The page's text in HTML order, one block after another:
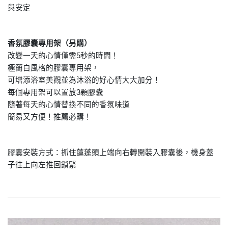
與安定
香氛膠囊專用架（另購）
改變一天的心情僅需5秒的時間！
極簡白風格的膠囊專用架，
可增添浴室美觀並為沐浴的好心情大大加分！
每個專用架可以置放3顆膠囊
隨著每天的心情替換不同的香氛味道
簡易又方便！推薦必購！
膠囊安裝方式： 抓住蓮蓬頭上端向右轉開裝入膠囊後， 機身蓋
子往上向左推回鎖緊